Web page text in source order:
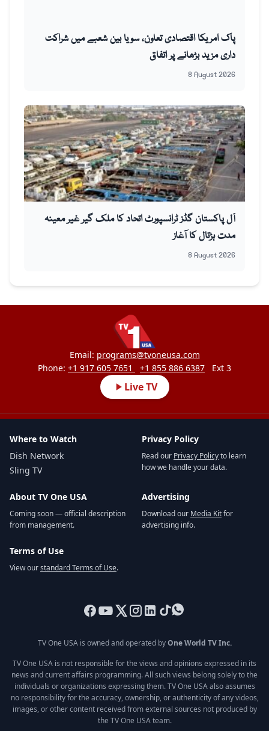
پاک امریکا اقتصادی تعاون، سویا بین شعبے میں شراکت
داری مزید بڑھانے پر اتفاق
8 August 2026
آل پاکستان گڈز ٹرانسپورٹ اتحاد کا ملک گیر غیر معینہ
مدت ہڑتال کا آغاز
8 August 2026
Email: programs@tvoneusa.com
Phone: +1 917 605 7651 +1 855 886 6387 Ext 3
Live TV
Where to Watch
Dish Network
Sling TV
Privacy Policy
Read our Privacy Policyto learn
how we handle your data.
About TV One USA
Coming soon — official description
from management.
Advertising
Download our Media Kitfor
advertising info.
Terms of Use
View ourstandard Terms of Use.
TV One USA is owned and operated byOne World TV Inc.
TV One USA is not responsible for the views and opinions expressed in its
news and current affairs programming. All such views belong solely to the
individuals or organizations expressing them. TV One USA also assumes
no responsibility for the accuracy, ownership, or authenticity of any videos,
images, or other content received from external sources not produced by
the TV One USA team.